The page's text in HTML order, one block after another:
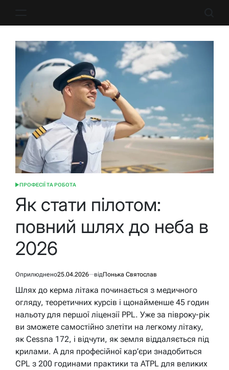
ОПУБЛІКУВАТИ
ПРОФЕСІЇ ТА РОБОТА
Як стати пілотом:
повний шлях до неба в
2026
Оприлюднено25.04.2026 відПонька Святослав
Шлях до керма літака починається з медичного
огляду, теоретичних курсів і щонайменше 45 годин
нальоту для першої ліцензії PPL. Уже за півроку-рік
ви зможете самостійно злетіти на легкому літаку,
як Cessna 172, і відчути, як земля віддаляється під
крилами. А для професійної кар’єри знадобиться
CPL з 200 годинами практики та ATPL для великих